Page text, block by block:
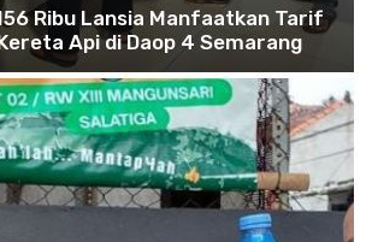
Ribu Lansia Manfaatkan Tarif
Api di Daop 4 Semarang